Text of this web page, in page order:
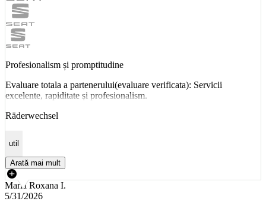
Profesionalism și promptitudine
Evaluare totala a partenerului(evaluare verificata): Servicii
excelente, rapiditate și profesionalism.
Räderwechsel
util
Arată mai mult
Maria Roxana I.
5/31/2026